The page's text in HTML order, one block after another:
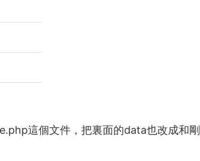
這個文件，把裏面的data也改成和